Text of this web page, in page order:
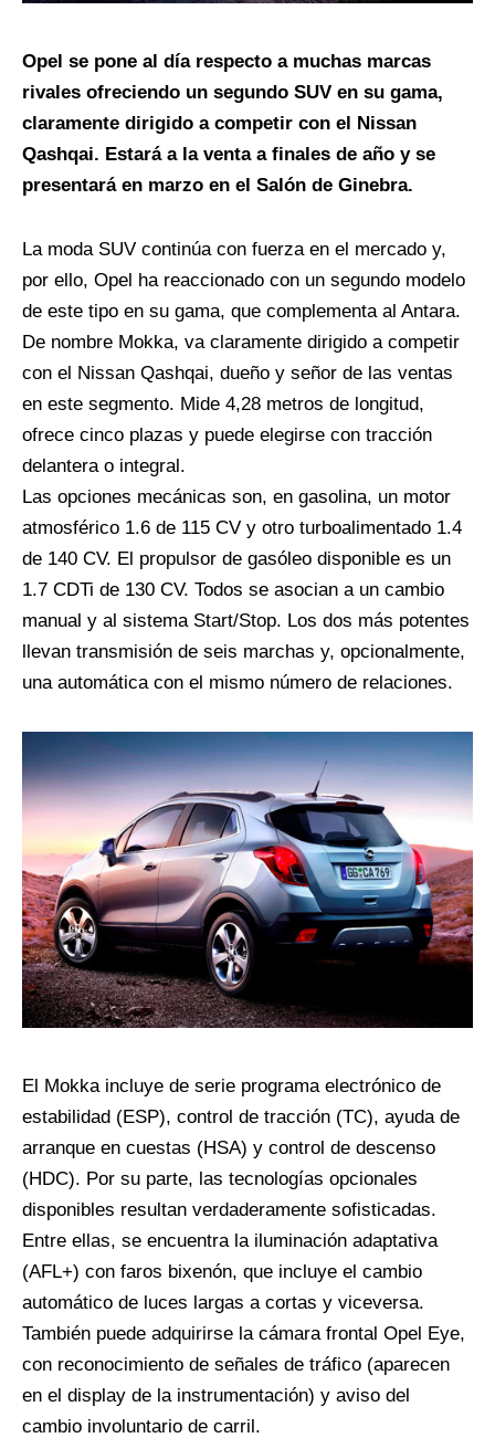
Opel se pone al día respecto a muchas marcas
rivales ofreciendo un segundo SUV en su gama,
claramente dirigido a competir con el Nissan
Qashqai. Estará a la venta a finales de año y se
presentará en marzo en el Salón de Ginebra.
La moda SUV continúa con fuerza en el mercado y,
por ello, Opel ha reaccionado con un segundo modelo
de este tipo en su gama, que complementa al Antara.
De nombre Mokka, va claramente dirigido a competir
con el Nissan Qashqai, dueño y señor de las ventas
en este segmento. Mide 4,28 metros de longitud,
ofrece cinco plazas y puede elegirse con tracción
delantera o integral.
Las opciones mecánicas son, en gasolina, un motor
atmosférico 1.6 de 115 CV y otro turboalimentado 1.4
de 140 CV. El propulsor de gasóleo disponible es un
1.7 CDTi de 130 CV. Todos se asocian a un cambio
manual y al sistema Start/Stop. Los dos más potentes
llevan transmisión de seis marchas y, opcionalmente,
una automática con el mismo número de relaciones.
El Mokka incluye de serie programa electrónico de
estabilidad (ESP), control de tracción (TC), ayuda de
arranque en cuestas (HSA) y control de descenso
(HDC). Por su parte, las tecnologías opcionales
disponibles resultan verdaderamente sofisticadas.
Entre ellas, se encuentra la iluminación adaptativa
(AFL+) con faros bixenón, que incluye el cambio
automático de luces largas a cortas y viceversa.
También puede adquirirse la cámara frontal Opel Eye,
con reconocimiento de señales de tráfico (aparecen
en el display de la instrumentación) y aviso del
cambio involuntario de carril.